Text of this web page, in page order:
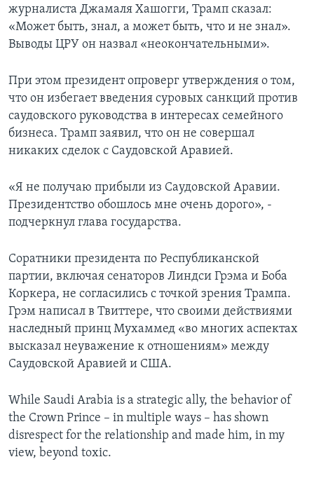
журналиста Джамаля Хашогги, Трамп сказал:
«Может быть, знал, а может быть, что и не знал».
Выводы ЦРУ он назвал «неокончательными».
При этом президент опроверг утверждения о том,
что он избегает введения суровых санкций против
саудовского руководства в интересах семейного
бизнеса. Трамп заявил, что он не совершал
никаких сделок с Саудовской Аравией.
«Я не получаю прибыли из Саудовской Аравии.
Президентство обошлось мне очень дорого», -
подчеркнул глава государства.
Соратники президента по Республиканской
партии, включая сенаторов Линдси Грэма и Боба
Коркера, не согласились с точкой зрения Трампа.
Грэм написал в Твиттере, что своими действиями
наследный принц Мухаммед «во многих аспектах
высказал неуважение к отношениям» между
Саудовской Аравией и США.
While Saudi Arabia is a strategic ally, the behavior of
the Crown Prince – in multiple ways – has shown
disrespect for the relationship and made him, in my
view, beyond toxic.